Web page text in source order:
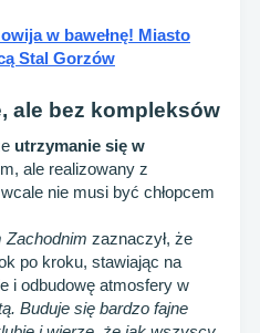
w bawełnę! Miasto
Stal Gorzów
ale bez kompleksów
utrzymanie się w
ale realizowany z
nie musi być chłopcem
Zachodnim zaznaczył, że
po kroku, stawiając na
i odbudowę atmosfery w
Buduje się bardzo fajne